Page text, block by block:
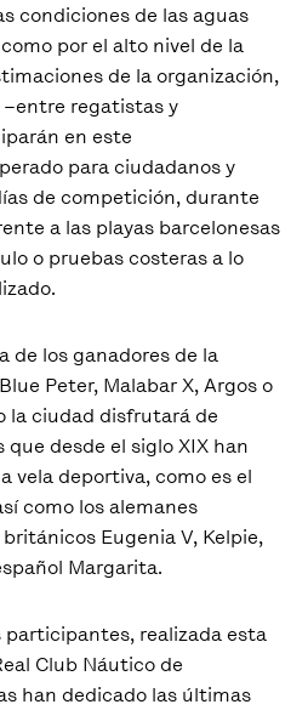
condiciones de las aguas
por el alto nivel de la
de la organización,
–entre regatistas y
en este
para ciudadanos y
de competición, durante
a las playas barcelonesas
o pruebas costeras a lo
de los ganadores de la
Peter, Malabar X, Argos o
la ciudad disfrutará de
desde el siglo XIX han
vela deportiva, como es el
como los alemanes
Eugenia V, Kelpie,
Margarita.
participantes, realizada esta
Club Náutico de
han dedicado las últimas